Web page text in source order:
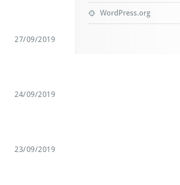
27/09/2019
24/09/2019
23/09/2019
WordPress.org